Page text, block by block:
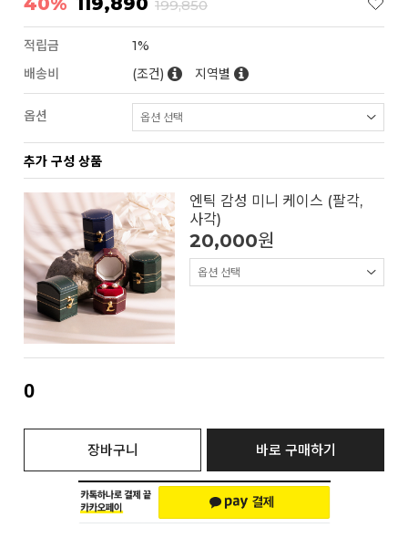
199,850
적립금
1%
배송비
(조건) 지역별
옵션
추가 구성 상품
엔틱 감성 미니 케이스 (팔각,
사각)
20,000원
0
장바구니 바로 구매하기